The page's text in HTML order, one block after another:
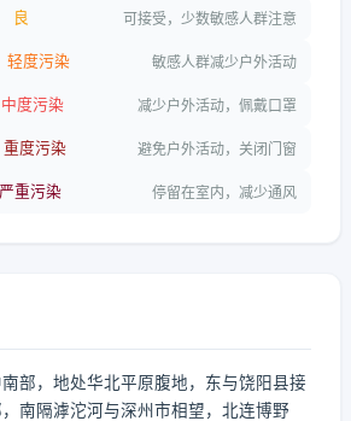
良 可接受，少数敏感人群注意
轻度污染 敏感人群减少户外活动
中度污染 减少户外活动，佩戴口罩
重度污染 避免户外活动，关闭门窗
严重污染 停留在室内，减少通风
部，地处华北平原腹地，东与饶阳县接
南隔滹沱河与深州市相望，北连博野